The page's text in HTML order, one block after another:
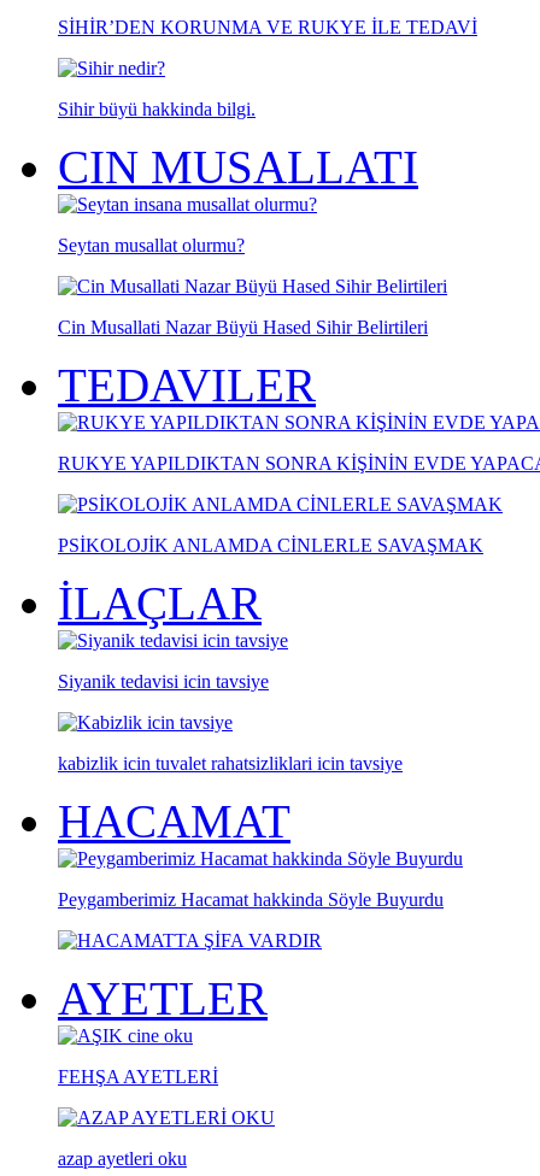
SİHİR’DEN KORUNMA VE RUKYE İLE TEDAVİ
Sihir büyü hakkinda bilgi.
CIN MUSALLATI
Seytan musallat olurmu?
Cin Musallati Nazar Büyü Hased Sihir Belirtileri
TEDAVILER
RUKYE YAPILDIKTAN SONRA KİŞİNİN EVDE
PSİKOLOJİK ANLAMDA CİNLERLE SAVAŞMAK
İLAÇLAR
Siyanik tedavisi icin tavsiye
kabizlik icin tuvalet rahatsizliklari icin tavsiye
HACAMAT
Peygamberimiz Hacamat hakkinda Söyle Buyurdu
AYETLER
FEHŞA AYETLERİ
azap ayetleri oku